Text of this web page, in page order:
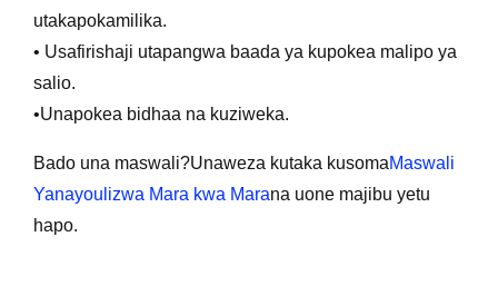
utakapokamilika.
• Usafirishaji utapangwa baada ya kupokea malipo ya
salio.
•Unapokea bidhaa na kuziweka.
Bado una maswali?Unaweza kutaka kusomaMaswali
Yanayoulizwa Mara kwa Marana uone majibu yetu
hapo.